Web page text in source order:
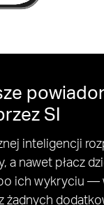
SI
inteligencji
a nawet płacz
ich wykryciu —
żadnych